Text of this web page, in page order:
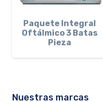
Paquete Integral
Oftálmico 3 Batas
Pieza
Nuestras marcas